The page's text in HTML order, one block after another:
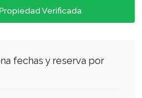
Propiedad Verificada
fechas y reserva por